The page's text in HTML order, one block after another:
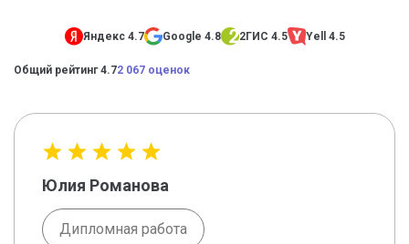
Яндекс 4.7 Google 4.8 2ГИС 4.5 Yell 4.5
Общий рейтинг 4.72 067 оценок
Юлия Романова
Дипломная работа